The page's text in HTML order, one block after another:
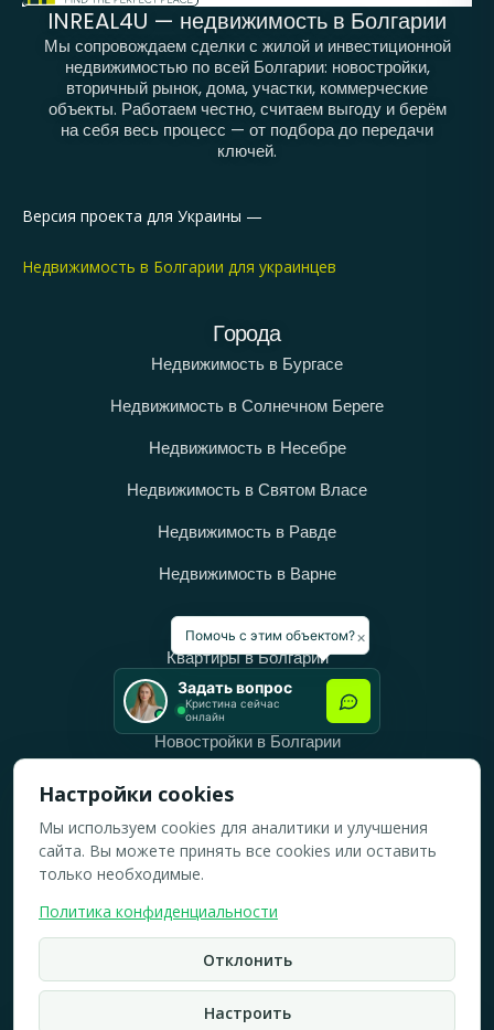
INREAL4U — недвижимость в Болгарии
Мы сопровождаем сделки с жилой и инвестиционной
недвижимостью по всей Болгарии: новостройки,
вторичный рынок, дома, участки, коммерческие
объекты. Работаем честно, считаем выгоду и берём
на себя весь процесс — от подбора до передачи
ключей.
Версия проекта для Украины —
Недвижимость в Болгарии для украинцев
Города
Недвижимость в Бургасе
Недвижимость в Солнечном Береге
Недвижимость в Несебре
Недвижимость в Святом Власе
Недвижимость в Равде
Недвижимость в Варне
Категории
Квартиры в Болгарии
Дома в Болгарии
Новостройки в Болгарии
Вторичное жильё в Болгарии
Рабочее время
ПН-ПТ: 10:00 — 18:00
ВС: Выходной
2019-2026 © Все права защищены.
Политика конфидициальности
×
Помочь с этим объектом?
Задать вопрос
Кристина сейчас
онлайн
Настройки cookies
Мы используем cookies для аналитики и улучшения
сайта. Вы можете принять все cookies или оставить
только необходимые.
Политика конфиденциальности
Отклонить
Настроить